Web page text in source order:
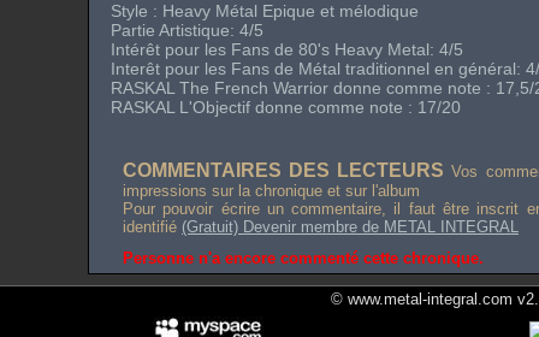
Style : Heavy Métal Epique et mélodique
Partie Artistique: 4/5
Intérêt pour les Fans de 80's Heavy Metal: 4/5
Interêt pour les Fans de Métal traditionnel en général:
RASKAL The French Warrior donne comme note : 17,5/
RASKAL L'Objectif donne comme note : 17/20
COMMENTAIRES DES LECTEURS Vos
impressions sur la chronique et sur l'album
Pour pouvoir écrire un commentaire, il faut être inscrit
identifié (Gratuit) Devenir membre de METAL INTEGRAL
Personne n'a encore commenté cette chronique.
© www.metal-integral.com